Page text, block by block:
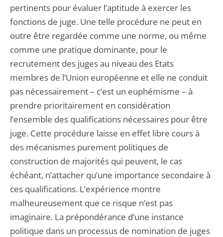
pertinents pour évaluer l’aptitude à exercer les
fonctions de juge. Une telle procédure ne peut en
outre être regardée comme une norme, ou même
comme une pratique dominante, pour le
recrutement des juges au niveau des Etats
membres de l’Union européenne et elle ne conduit
pas nécessairement – c’est un euphémisme – à
prendre prioritairement en considération
l’ensemble des qualifications nécessaires pour être
juge. Cette procédure laisse en effet libre cours à
des mécanismes purement politiques de
construction de majorités qui peuvent, le cas
échéant, n’attacher qu’une importance secondaire à
ces qualifications. L’expérience montre
malheureusement que ce risque n’est pas
imaginaire. La prépondérance d’une instance
politique dans un processus de nomination de juges